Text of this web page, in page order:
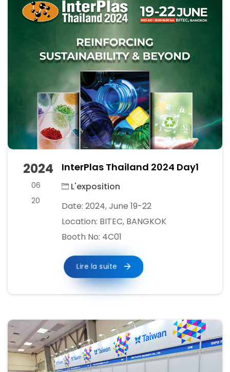
2024
06
20
InterPlas Thailand 2024 Day1
L'exposition
Date: 2024, June 19-22
Location: BITEC, BANGKOK
Booth No: 4C01
Lire la suite